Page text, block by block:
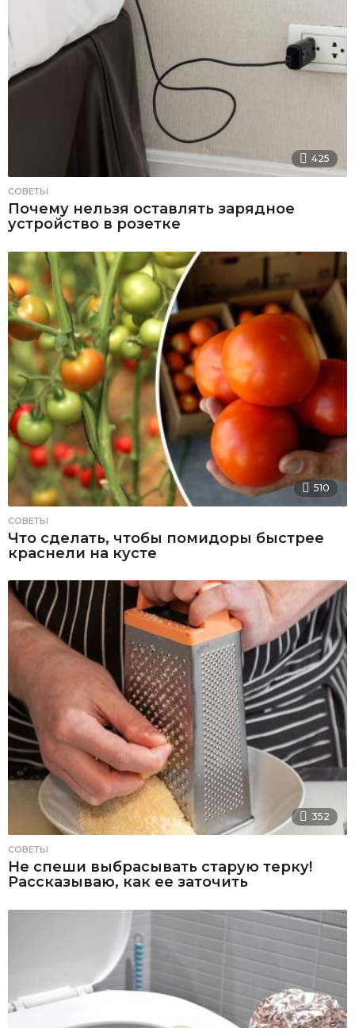
425
СОВЕТЫ
Почему нельзя оставлять зарядное
устройство в розетке
510
СОВЕТЫ
Что сделать, чтобы помидоры быстрее
краснели на кусте
352
СОВЕТЫ
Не спеши выбрасывать старую терку!
Рассказываю, как ее заточить